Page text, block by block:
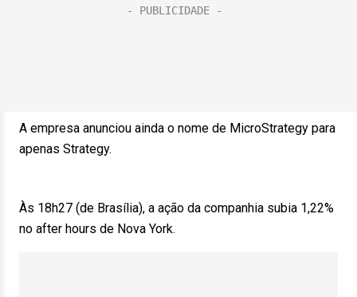
A empresa anunciou ainda o nome de MicroStrategy para
apenas Strategy.
Às 18h27 (de Brasília), a ação da companhia subia 1,22%
no after hours de Nova York.